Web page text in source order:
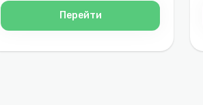
Перейти